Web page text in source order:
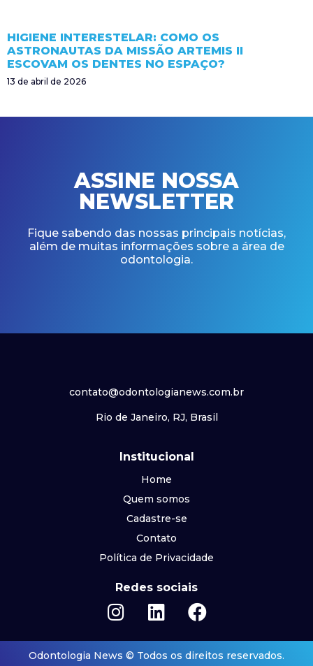
HIGIENE INTERESTELAR: COMO OS
ASTRONAUTAS DA MISSÃO ARTEMIS II
ESCOVAM OS DENTES NO ESPAÇO?
13 de abril de 2026
ASSINE NOSSA
NEWSLETTER
Fique sabendo das nossas principais notícias,
além de muitas informações sobre a área de
odontologia.
contato@odontologianews.com.br
Rio de Janeiro, RJ, Brasil
Institucional
Home
Quem somos
Cadastre-se
Contato
Política de Privacidade
Redes sociais
Odontologia News © Todos os direitos reservados.